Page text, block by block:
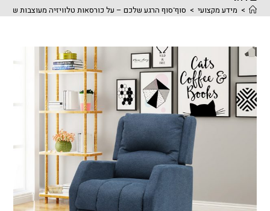
> מידע מקצועי > סוף־סוף הרגע שלכם – על כורסאות טלוויזיה מעוצבות